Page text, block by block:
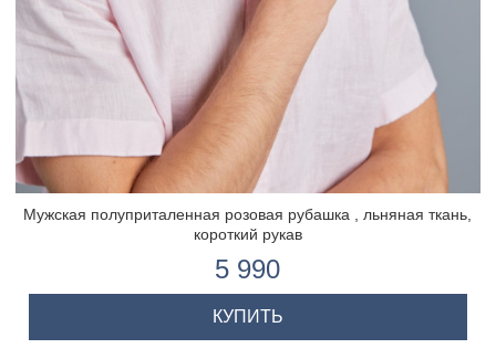
Мужская полуприталенная розовая рубашка , льняная ткань,
короткий рукав
5 990
КУПИТЬ